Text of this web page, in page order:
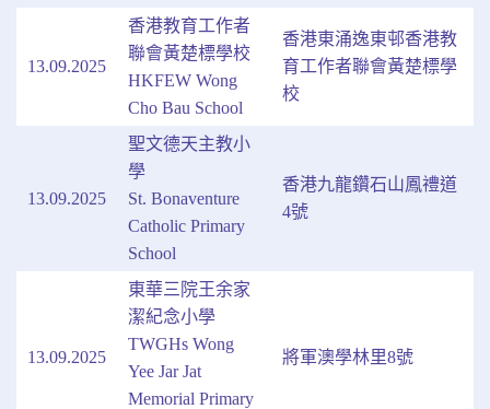
13.09.2025
香港教育工作者
聯會黃楚標學校
HKFEW Wong
Cho Bau School
香港東涌逸東邨香港教
育工作者聯會黃楚標學
校
13.09.2025
聖文德天主教小
學
St. Bonaventure
Catholic Primary
School
香港九龍鑽石山鳳禮道
4號
13.09.2025
東華三院王余家
潔紀念小學
TWGHs Wong
Yee Jar Jat
Memorial Primary
將軍澳學林里8號